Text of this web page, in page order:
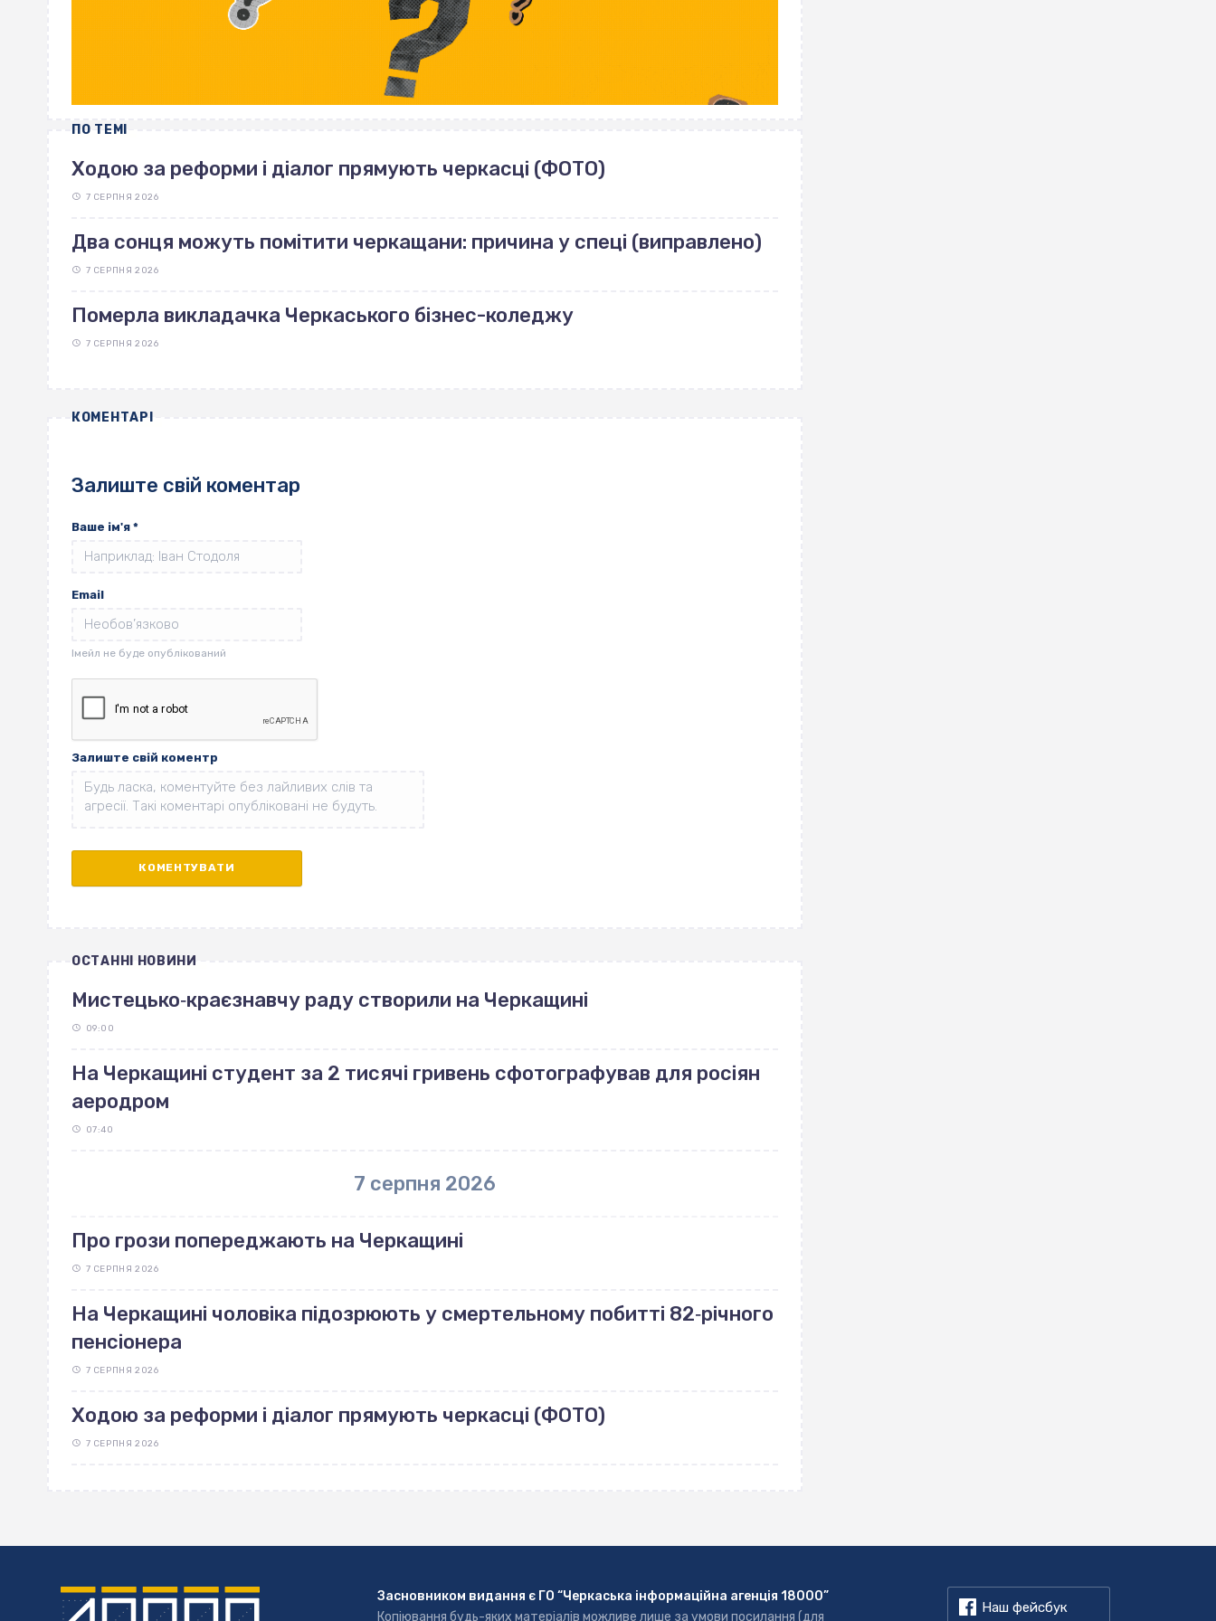
ПО ТЕМІ
Ходою за реформи і діалог прямують черкасці (ФОТО)
7 СЕРПНЯ 2026
Два сонця можуть помітити черкащани: причина у спеці (виправлено)
7 СЕРПНЯ 2026
Померла викладачка Черкаського бізнес-коледжу
7 СЕРПНЯ 2026
КОМЕНТАРІ
Залиште свій коментар
Ваше ім'я *
Email
Залиште свій коментр
ОСТАННІ НОВИНИ
Мистецько‐краєзнавчу раду створили на Черкащині
09:00
На Черкащині студент за 2 тисячі гривень сфотографував для росіян
аеродром
07:40
7 серпня 2026
Про грози попереджають на Черкащині
7 СЕРПНЯ 2026
На Черкащині чоловіка підозрюють у смертельному побитті 82‐річного
пенсіонера
7 СЕРПНЯ 2026
Ходою за реформи і діалог прямують черкасці (ФОТО)
7 СЕРПНЯ 2026
Засновником видання є ГО “Черкаська інформаційна агенція 18000”
Копіювання будь-яких матеріалів можливе лише за умови посилання (для
Наш фейсбук